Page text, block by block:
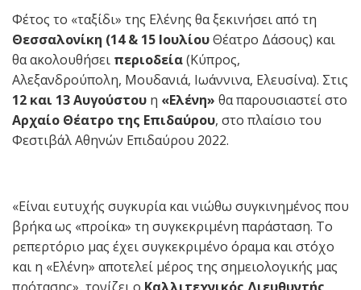
Φέτος το «ταξίδι» της Ελένης θα ξεκινήσει από τη
Θεσσαλονίκη (14 & 15 ΙουλίουΘέατρο Δάσους) και
θα ακολουθήσει περιοδεία(Κύπρος,
Αλεξανδρούπολη, Μουδανιά, Ιωάννινα, Ελευσίνα). Στις
12 και 13 Αυγούστου η «Ελένη» θα παρουσιαστεί στο
Αρχαίο Θέατρο της Επιδαύρου, στο πλαίσιο του
Φεστιβάλ Αθηνών Επιδαύρου 2022.
«Είναι ευτυχής συγκυρία και νιώθω συγκινημένος που
βρήκα ως «προίκα» τη συγκεκριμένη παράσταση. Το
ρεπερτόριο μας έχει συγκεκριμένο όραμα και στόχο
και η «Ελένη» αποτελεί μέρος της σημειολογικής μας